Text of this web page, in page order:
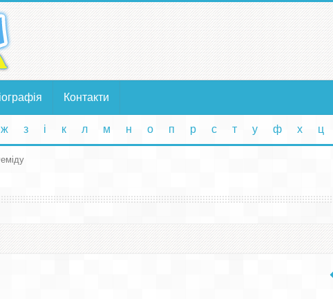
Контакти
ж з і к л м н о п р с т у ф х ц